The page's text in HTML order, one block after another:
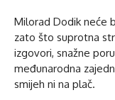
Milorad Dodik neće
zato što suprotna
izgovori, snažne
međunarodna
smijeh ni na plač.